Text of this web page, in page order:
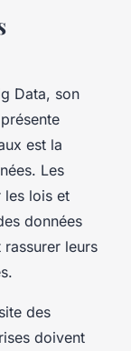
Data, son
est la
Les
les lois et
données
leurs
des
doivent